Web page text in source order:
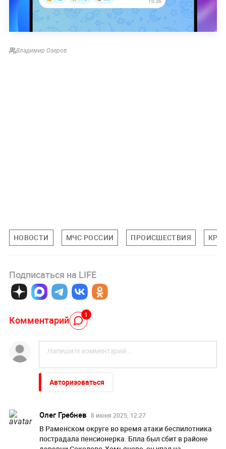
Владимир Озеров
НОВОСТИ МЧС РОССИИ ПРОИСШЕСТВИЯ
Подписаться на LIFE
Комментарий 1
Авторизоваться
Олег Гребнев 8 июня 2025, 12:27
В Раменском округе во время атаки беспилотника
пострадала пенсионерка. Бпла был сбит в районе